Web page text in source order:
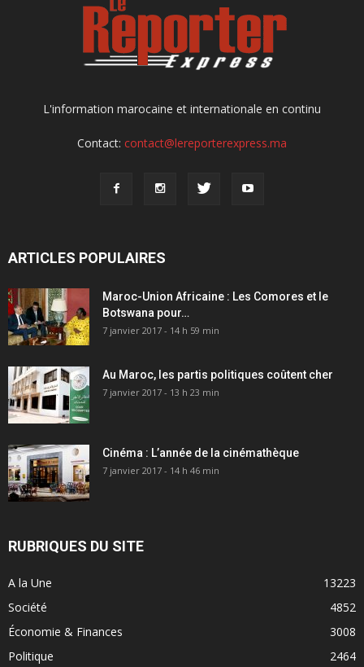
L'information marocaine et internationale en continu
Contact: contact@lereporterexpress.ma
ARTICLES POPULAIRES
Maroc-Union Africaine : Les Comores et le
Botswana pour…
7 janvier 2017 - 14 h 59 min
Au Maroc, les partis politiques coûtent cher
7 janvier 2017 - 13 h 23 min
Cinéma : L’année de la cinémathèque
7 janvier 2017 - 14 h 46 min
RUBRIQUES DU SITE
A la Une
13223
Société
4852
Économie & Finances
3008
Politique
2464